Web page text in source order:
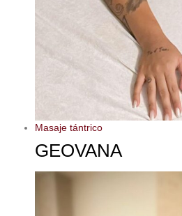
Masaje tántrico
GEOVANA